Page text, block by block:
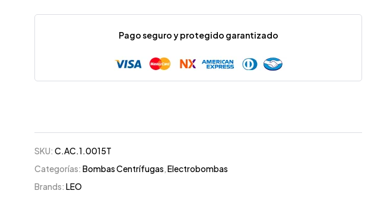
Pago seguro y protegido garantizado
SKU:C.AC.1.0015T
Categorías:Bombas Centrífugas,Electrobombas
Brands:LEO